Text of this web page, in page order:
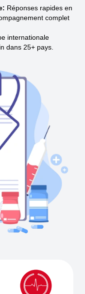
Réponses rapides en
complet
internationale
dans 25+ pays.